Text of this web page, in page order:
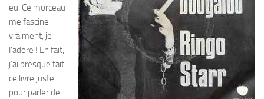
eu. Ce morceau
me fascine
vraiment, je
l’adore ! En fait,
j’ai presque fait
ce livre juste
pour parler de